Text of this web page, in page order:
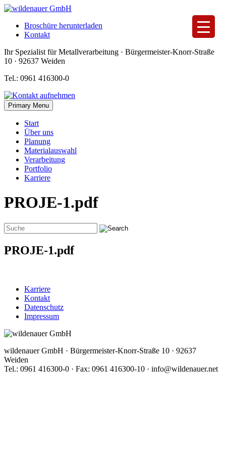
Skip
contentBroschüre herunterladen
Kontakt
Ihr Spezialist für Metallverarbeitung · Bürgermeister-Knorr-Straße
10 · 92637 Weiden
Tel.: 0961 416300-0
Primary Menu
Start
Über uns
Planung
Materialauswahl
Verarbeitung
Portfolio
Karriere
PROJE-1.pdf
PROJE-1.pdf
Karriere
Kontakt
Datenschutz
Impressum
wildenauer GmbH · Bürgermeister-Knorr-Straße 10 · 92637
Weiden
Tel.: 0961 416300-0 · Fax: 0961 416300-10 · info@wildenauer.net